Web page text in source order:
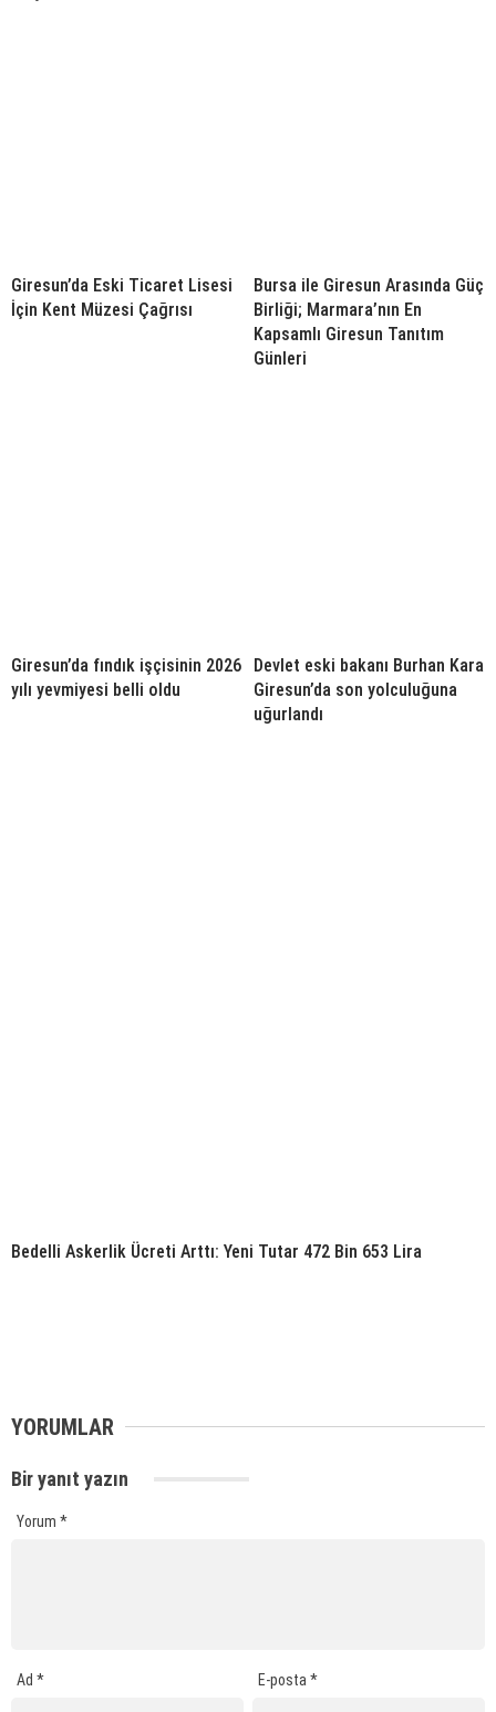
Giresun’da Eski Ticaret Lisesi
İçin Kent Müzesi Çağrısı
Bursa ile Giresun Arasında Güç
Birliği; Marmara’nın En
Kapsamlı Giresun Tanıtım
Günleri
Giresun’da fındık işçisinin 2026
yılı yevmiyesi belli oldu
Devlet eski bakanı Burhan Kara
Giresun’da son yolculuğuna
uğurlandı
Bedelli Askerlik Ücreti Arttı: Yeni Tutar 472 Bin 653 Lira
YORUMLAR
Bir yanıt yazın
Yorum *
Ad * E-posta*